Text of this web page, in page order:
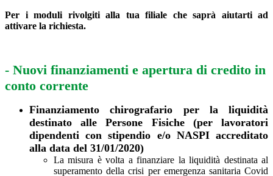
Per i moduli rivolgiti alla tua filiale che saprà aiutarti ad
attivare la richiesta.
- Nuovi finanziamenti e apertura di credito in
conto corrente
Finanziamento chirografario per la liquidità
destinato alle Persone Fisiche (per lavoratori
dipendenti con stipendio e/o NASPI accreditato
alla data del 31/01/2020)
La misura è volta a finanziare la liquidità destinata al
superamento della crisi per emergenza sanitaria Covid